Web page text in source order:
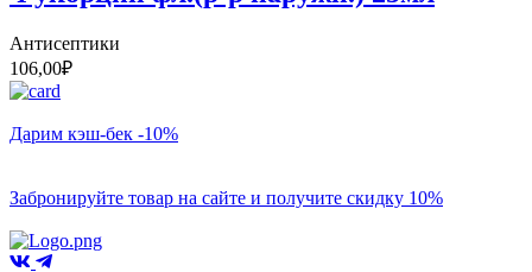
Антисептики
106,00₽
Дарим кэш-бек -10%
Забронируйте товар на сайте и получите скидку 10%